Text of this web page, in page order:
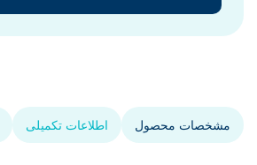
مشخصات محصول اطلاعات تکمیلی